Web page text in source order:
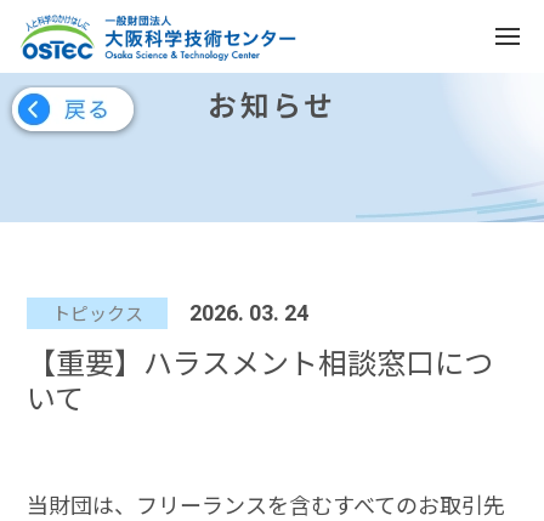
お知らせ
トピックス 2026. 03. 24
【重要】ハラスメント相談窓口につ
いて
当財団は、フリーランスを含むすべてのお取引先